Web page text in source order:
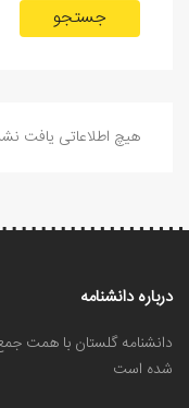
جستجو
هیچ اطلاعاتی یافت
درباره دانشنامه
دانشنامه گلستان با همت
شده است